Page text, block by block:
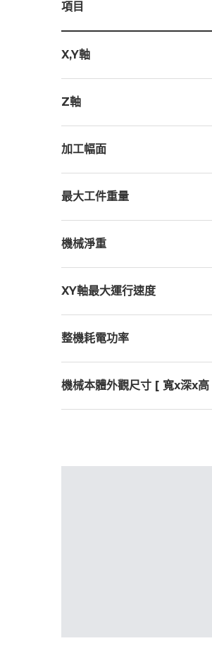
項目
X,Y軸
Z軸
加工幅面
最大工件重量
機械淨重
XY軸最大運行速度
整機耗電功率
機械本體外觀尺寸 [ 寬x深x